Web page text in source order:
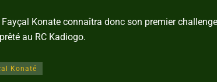
Konate connaîtra donc son premier
au RC Kadiogo.
Konaté